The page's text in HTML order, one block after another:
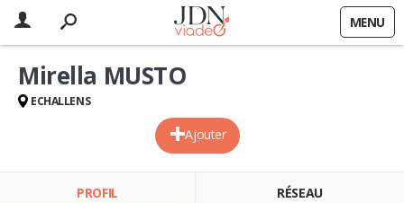
MENU
Ajouter
Mirella MUSTO
ECHALLENS
PROFIL RÉSEAU